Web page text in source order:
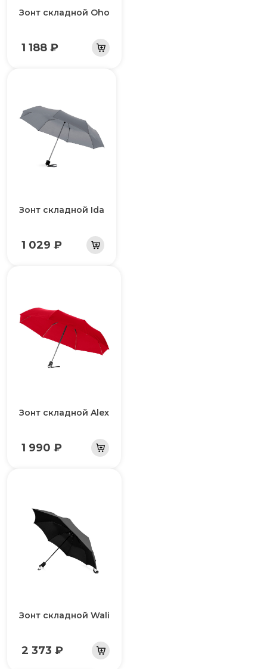
Зонт складной Oho
1 188 ₽
Зонт складной Ida
1 029 ₽
Зонт складной Alex
1 990 ₽
Зонт складной Wali
2 373 ₽